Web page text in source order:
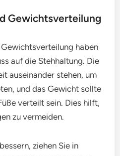
Gewichtsverteilung
haben
auf die Stehhaltung. Die
auseinander stehen, um
und das Gewicht sollte
verteilt sein. Dies hilft,
zu vermeiden.
ziehen Sie in